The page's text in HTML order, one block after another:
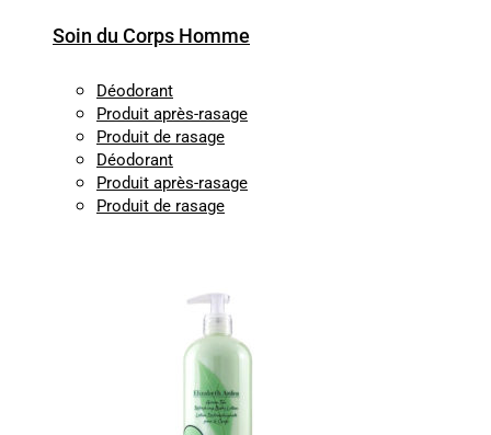
Soin du Corps Homme
Déodorant
Produit après-rasage
Produit de rasage
Déodorant
Produit après-rasage
Produit de rasage